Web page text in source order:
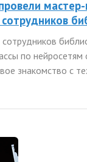
по
знакомство с